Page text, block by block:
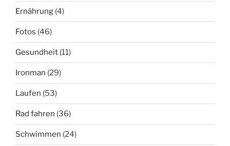
Ernährung (4)
Fotos (46)
Gesundheit (11)
Ironman (29)
Laufen (53)
Rad fahren (36)
Schwimmen (24)